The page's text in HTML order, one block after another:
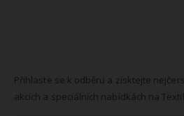
Přihlaste se k odběru a získtejte
akcích a speciálních nabídkách na